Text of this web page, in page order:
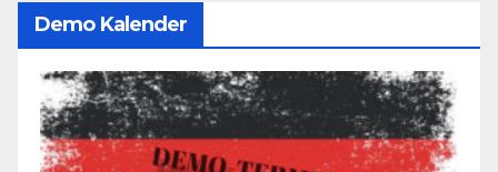
Demo Kalender